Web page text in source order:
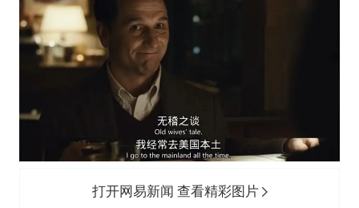
打开网易新闻 查看精彩图片